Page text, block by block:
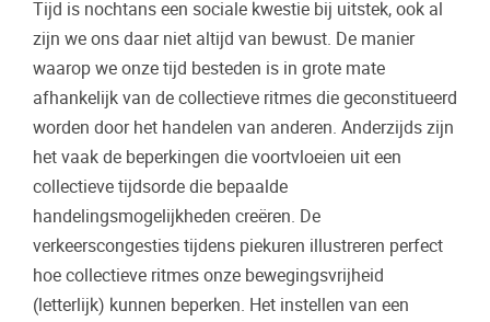
Tijd is nochtans een sociale kwestie bij uitstek, ook al
zijn we ons daar niet altijd van bewust. De manier
waarop we onze tijd besteden is in grote mate
afhankelijk van de collectieve ritmes die geconstitueerd
worden door het handelen van anderen. Anderzijds zijn
het vaak de beperkingen die voortvloeien uit een
collectieve tijdsorde die bepaalde
handelingsmogelijkheden creëren. De
verkeerscongesties tijdens piekuren illustreren perfect
hoe collectieve ritmes onze bewegingsvrijheid
(letterlijk) kunnen beperken. Het instellen van een